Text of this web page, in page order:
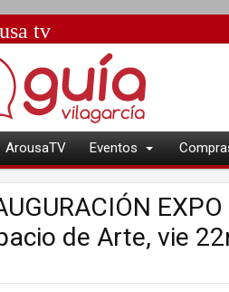
tv
ArousaTV Eventos
de Arte, vie